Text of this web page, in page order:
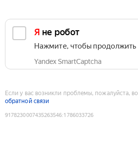
Я не робот
Нажмите, чтобы продолжить
Yandex SmartCaptcha
Если у вас возникли проблемы, пожалуйста,
обратной связи
9178230007435263546:1786033726